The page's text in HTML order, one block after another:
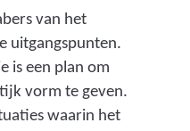
i
e
f
f
van het
uitgangspunten.
is een plan om
vorm te geven.
waarin het